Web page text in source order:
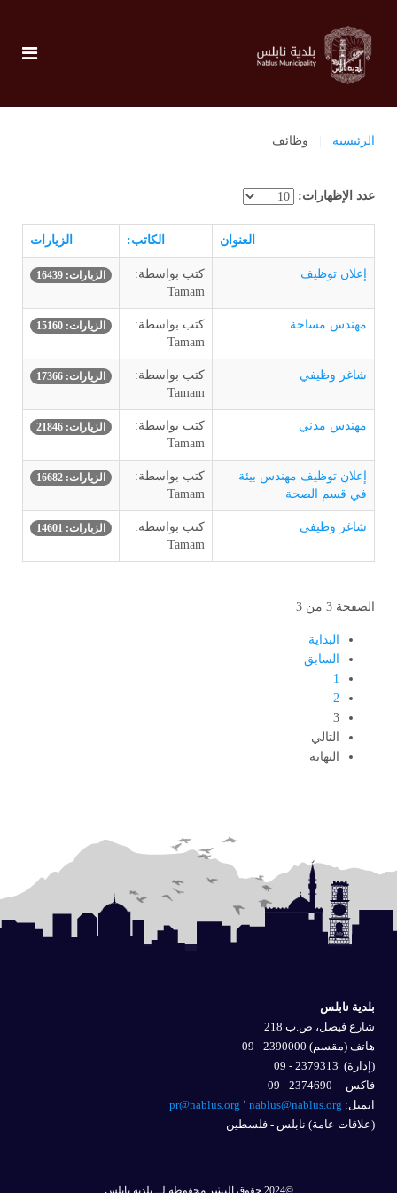
الرئيسيه وظائف
عدد الإظهارات:
العنوان الكاتب: الزيارات
إعلان توظيف
كتب بواسطة:
Tamam
الزيارات: 16439
مهندس مساحة
كتب بواسطة:
Tamam
الزيارات: 15160
شاغر وظيفي
كتب بواسطة:
Tamam
الزيارات: 17366
مهندس مدني
كتب بواسطة:
Tamam
الزيارات: 21846
إعلان توظيف مهندس بيئة
في قسم الصحة
كتب بواسطة:
Tamam
الزيارات: 16682
شاغر وظيفي
كتب بواسطة:
Tamam
الزيارات: 14601
الصفحة 3 من 3
البداية
السابق
1
2
3
التالي
النهاية
بلدية نابلس
شارع فيصل، ص.ب 218
هاتف (مقسم) 2390000 - 09
(إدارة)
فاكس 2374690 - 09
ايميل: nablus@nablus.org
pr@nablus.org
(علاقات عامة) نابلس - فلسطين
©2024 حقوق النشر محفوظة لــ بلدية نابلس